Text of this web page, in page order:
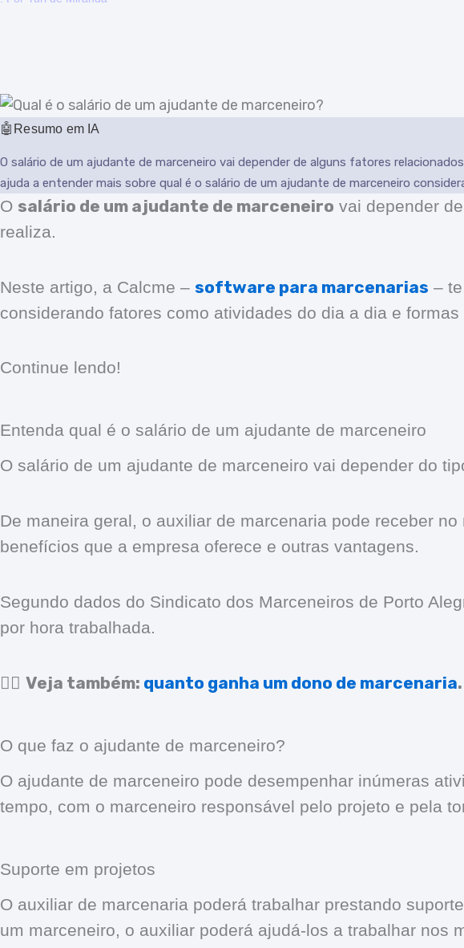
Resumo em IA
O salário de um ajudante de marceneiro vai depender de alguns fatores
ajuda a entender mais sobre qual é o salário de um ajudante de marceneiro
O salário de um ajudante de marceneiro vai depender
realiza.
Neste artigo, a Calcme – software para marcenarias –
considerando fatores como atividades do dia a dia e formas
Continue lendo!
Entenda qual é o salário de um ajudante de marceneiro
O salário de um ajudante de marceneiro vai depender do
De maneira geral, o auxiliar de marcenaria pode receber no
benefícios que a empresa oferece e outras vantagens.
Segundo dados do Sindicato dos Marceneiros de Porto
por hora trabalhada.
👉🏻 Veja também: quanto ganha um dono de marcenaria.
O que faz o ajudante de marceneiro?
O ajudante de marceneiro pode desempenhar inúmeras
tempo, com o marceneiro responsável pelo projeto e pela
Suporte em projetos
O auxiliar de marcenaria poderá trabalhar prestando
um marceneiro, o auxiliar poderá ajudá-los a trabalhar nos